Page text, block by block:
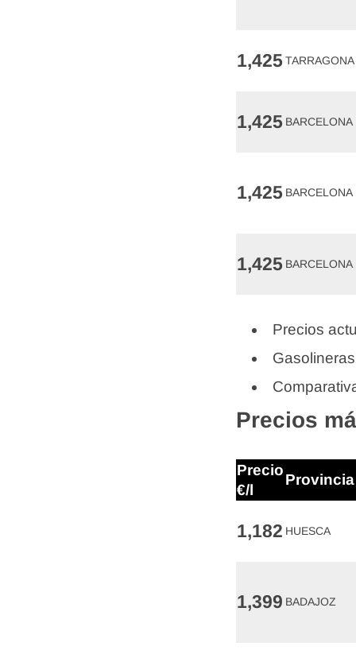
1,425 TARRAGONA
1,425 BARCELONA
1,425 BARCELONA
1,425 BARCELONA
Precios
Precios
Precio
€/l
Provincia
1,182 HUESCA
1,399 BADAJOZ